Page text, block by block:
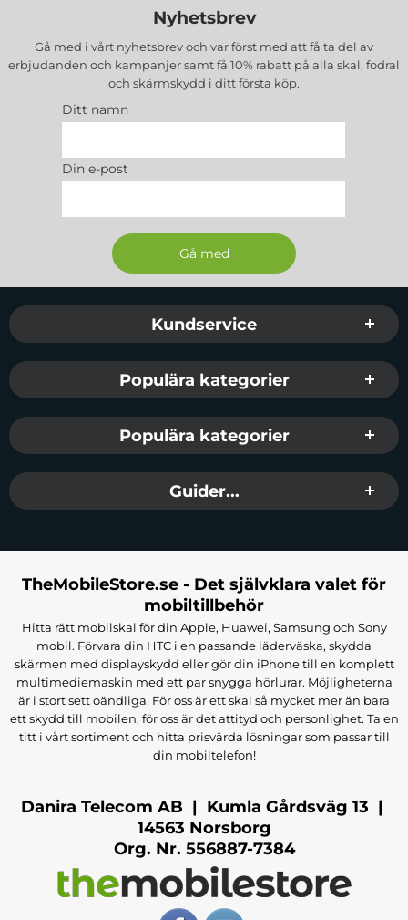
Nyhetsbrev
Gå med i vårt nyhetsbrev och var först med att få ta del av
erbjudanden och kampanjer samt få 10% rabatt på alla skal, fodral
och skärmskydd i ditt första köp.
Ditt namn
Din e-post
Sidfot Blandad info och länkar
Kundservice
Populära kategorier
Populära kategorier
Guider...
TheMobileStore.se - Det självklara valet för
mobiltillbehör
Hitta rätt mobilskal för din Apple, Huawei, Samsung och Sony
mobil. Förvara din HTC i en passande läderväska, skydda
skärmen med displayskydd eller gör din iPhone till en komplett
multimediemaskin med ett par snygga hörlurar. Möjligheterna
är i stort sett oändliga. För oss är ett skal så mycket mer än bara
ett skydd till mobilen, för oss är det attityd och personlighet. Ta en
titt i vårt sortiment och hitta prisvärda lösningar som passar till
din mobiltelefon!
Danira Telecom AB | Kumla Gårdsväg 13 |
14563 Norsborg
Org. Nr. 556887-7384